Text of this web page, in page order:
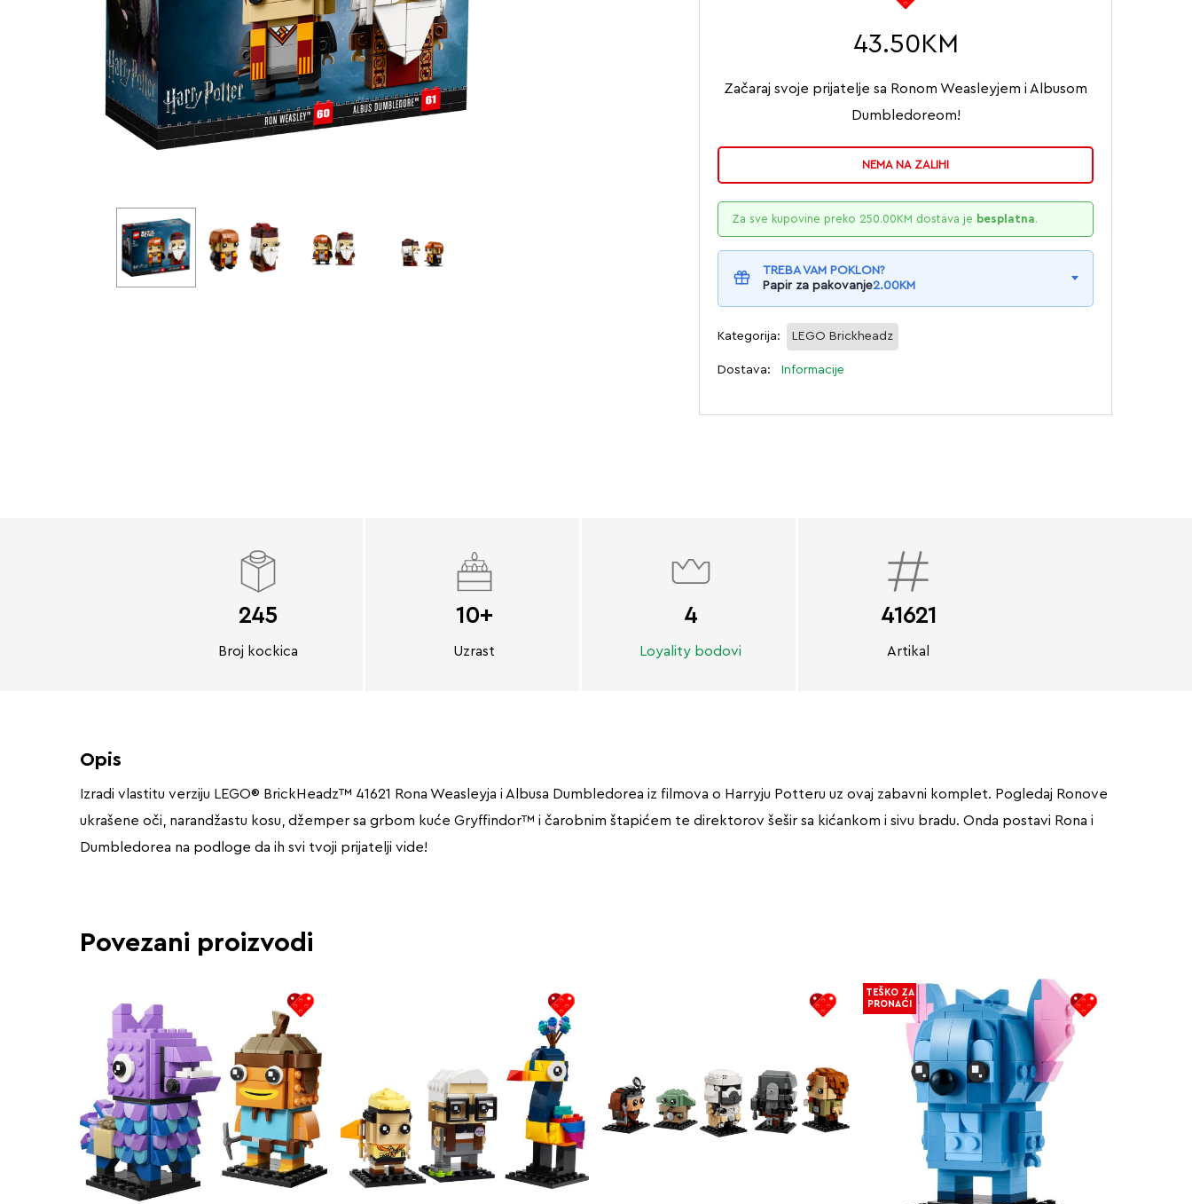
43.50 KM
Začaraj svoje prijatelje sa Ronom Weasleyjem i Albusom
Dumbledoreom!
NEMA NA ZALIHI
Za sve kupovine preko 250.00KM dostava je besplatna.
TREBA VAM POKLON?
Papir za pakovanje2.00KM
Kategorija: LEGO Brickheadz
Dostava: Informacije
245
Broj kockica
10+
Uzrast
4
Loyality bodovi
41621
Artikal
Opis
Izradi vlastitu verziju LEGO® BrickHeadz™ 41621 Rona Weasleyja i Albusa Dumbledorea iz filmova o Harryju Potteru uz ovaj zabavni komplet. Pogledaj Ronove
ukrašene oči, narandžastu kosu, džemper sa grbom kuće Gryffindor™ i čarobnim štapićem te direktorov šešir sa kićankom i sivu bradu. Onda postavi Rona i
Dumbledorea na podloge da ih svi tvoji prijatelji vide!
Povezani proizvodi
TEŠKO ZA
PRONAĆI